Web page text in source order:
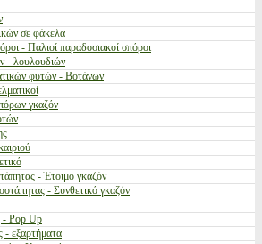
σε φάκελα
- Παλιοί παραδοσιακοί σπόροι
- λουλουδιών
φυτών - Βοτάνων
γκαζόν
- Έτοιμο γκαζόν
- Συνθετικό γκαζόν
- Pop Up
- εξαρτήματα